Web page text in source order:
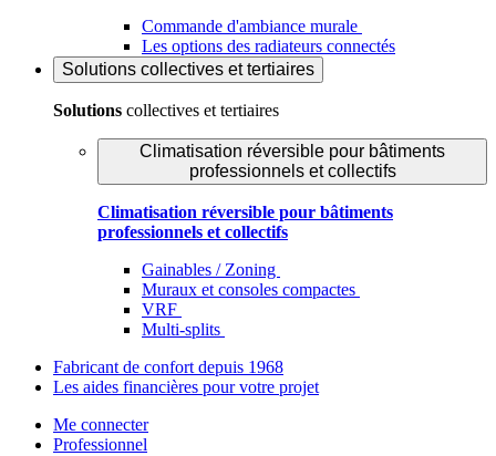
Commande d'ambiance murale
Les options des radiateurs connectés
Solutions collectives et tertiaires
Solutions collectives et tertiaires
Climatisation réversible pour bâtiments
professionnels et collectifs
Climatisation réversible pour bâtiments
professionnels et collectifs
Gainables / Zoning
Muraux et consoles compactes
VRF
Multi-splits
Fabricant de confort depuis 1968
Les aides financières pour votre projet
Me connecter
Professionnel